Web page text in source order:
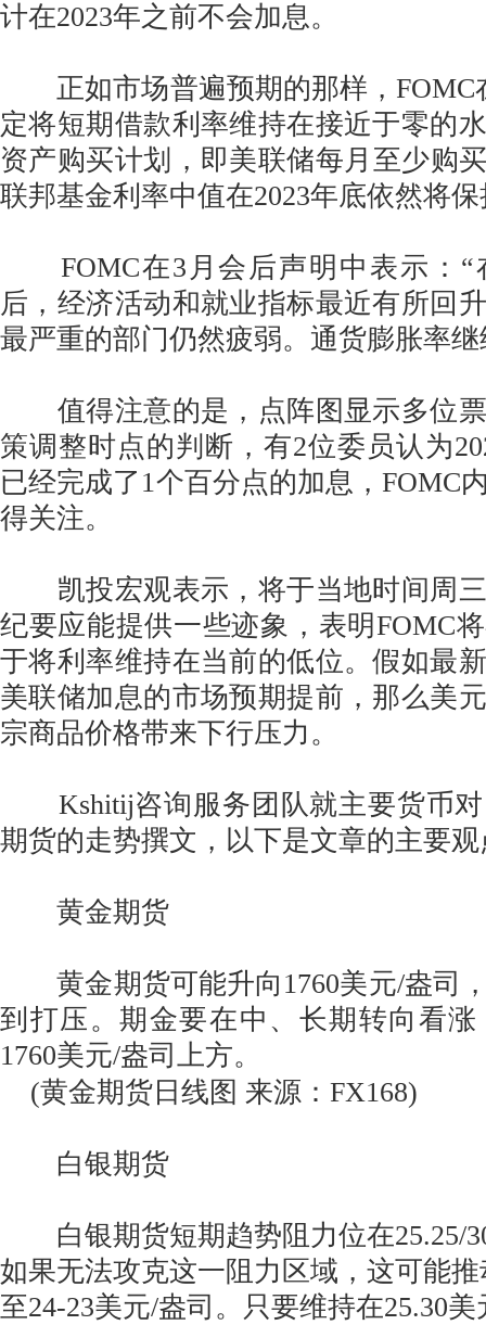
计在2023年之前不会加息。
正如市场普遍预期的那样，FOMC
定将短期借款利率维持在接近于零的
资产购买计划，即美联储每月至少购
联邦基金利率中值在2023年底依然将
FOMC在3月会后声明中表示：“
后，经济活动和就业指标最近有所回
最严重的部门仍然疲弱。通货膨胀率继
值得注意的是，点阵图显示多位票
策调整时点的判断，有2位委员认为
已经完成了1个百分点的加息，FOMC
得关注。
凯投宏观表示，将于当地时间周三
纪要应能提供一些迹象，表明FOMC
于将利率维持在当前的低位。假如最
美联储加息的市场预期提前，那么美
宗商品价格带来下行压力。
Kshitij咨询服务团队就主要货币对
期货的走势撰文，以下是文章的主要
黄金期货
黄金期货可能升向1760美元/盎司
到打压。期金要在中、长期转向看
1760美元/盎司上方。
(黄金期货日线图 来源：FX168)
白银期货
白银期货短期趋势阻力位在25.25/
如果无法攻克这一阻力区域，这可能
至24-23美元/盎司。只要维持在25.30